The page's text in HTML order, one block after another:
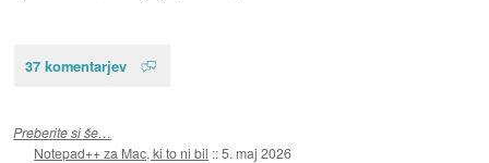
37 komentarjev
Preberite si še…
Notepad++ za Mac, ki to ni bil ::5. maj 2026